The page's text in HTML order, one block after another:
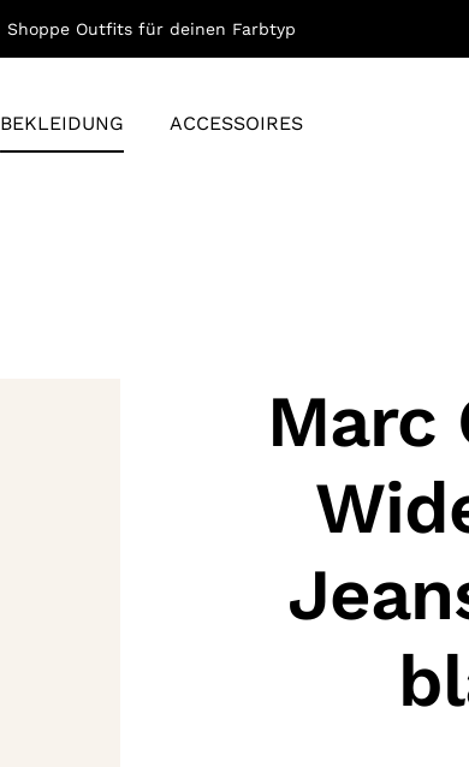
Shoppe Outfits für deinen Farbtyp
BEKLEIDUNG ACCESSOIRES
Marc